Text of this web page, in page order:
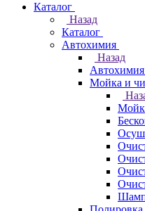
Каталог
Назад
Каталог
Автохимия
Назад
Автохимия
Мойка и